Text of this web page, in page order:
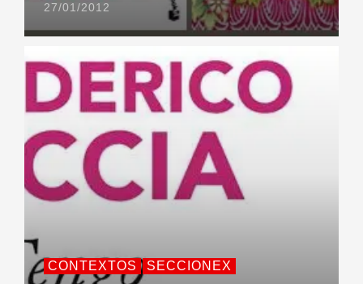
27/01/2012
CONTEXTOS SECCIONEX